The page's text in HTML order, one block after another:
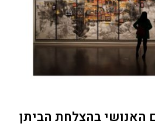
האנושי בהצלחת הביתן